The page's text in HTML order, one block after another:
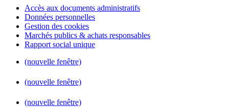
Accès aux documents administratifs
Données personnelles
Gestion des cookies
Marchés publics & achats responsables
Rapport social unique
(nouvelle fenêtre)
(nouvelle fenêtre)
(nouvelle fenêtre)